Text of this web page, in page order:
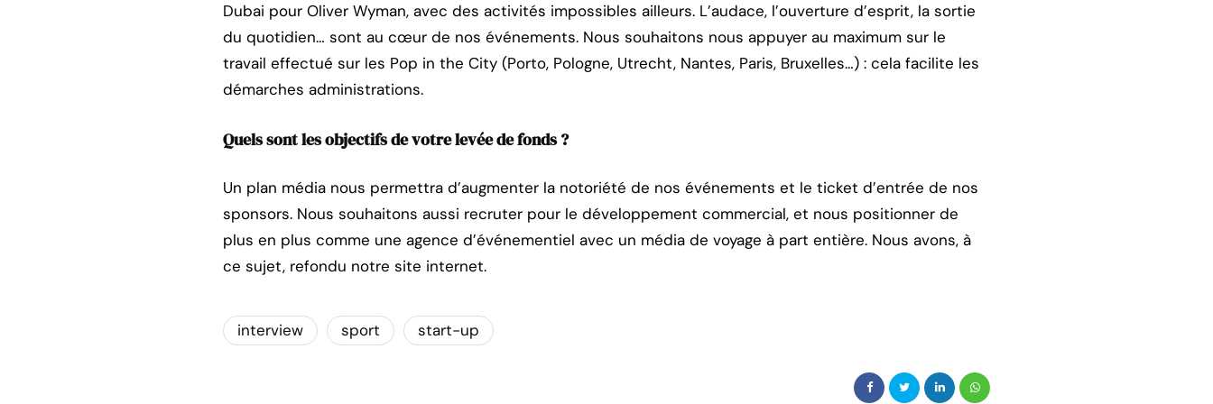
Dubai pour Oliver Wyman, avec des activités impossibles ailleurs. L’audace, l’ouverture d’esprit, la sortie
du quotidien… sont au cœur de nos événements. Nous souhaitons nous appuyer au maximum sur le
travail effectué sur les Pop in the City (Porto, Pologne, Utrecht, Nantes, Paris, Bruxelles…) : cela facilite les
démarches administrations.
Quels sont les objectifs de votre levée de fonds ?
Un plan média nous permettra d’augmenter la notoriété de nos événements et le ticket d’entrée de nos
sponsors. Nous souhaitons aussi recruter pour le développement commercial, et nous positionner de
plus en plus comme une agence d’événementiel avec un média de voyage à part entière. Nous avons, à
ce sujet, refondu notre site internet.
interview sport start-up